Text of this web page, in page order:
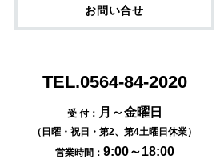
お問い合せ
TEL.0564-84-2020
受 付： 月～金曜日
（日曜・祝日・第2、第4土曜日休業）
営業時間： 9:00～18:00